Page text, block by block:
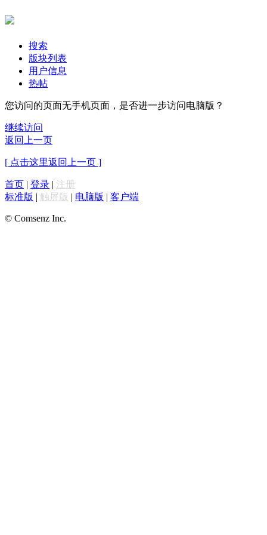
搜索
版块列表
用户信息
热帖
您访问的页面无手机页面，是否进一步访问电脑版？
继续访问
返回上一页
[ 点击这里返回上一页 ]
首页 | 登录 | 注册
标准版 | 触屏版 | 电脑版 | 客户端
© Comsenz Inc.